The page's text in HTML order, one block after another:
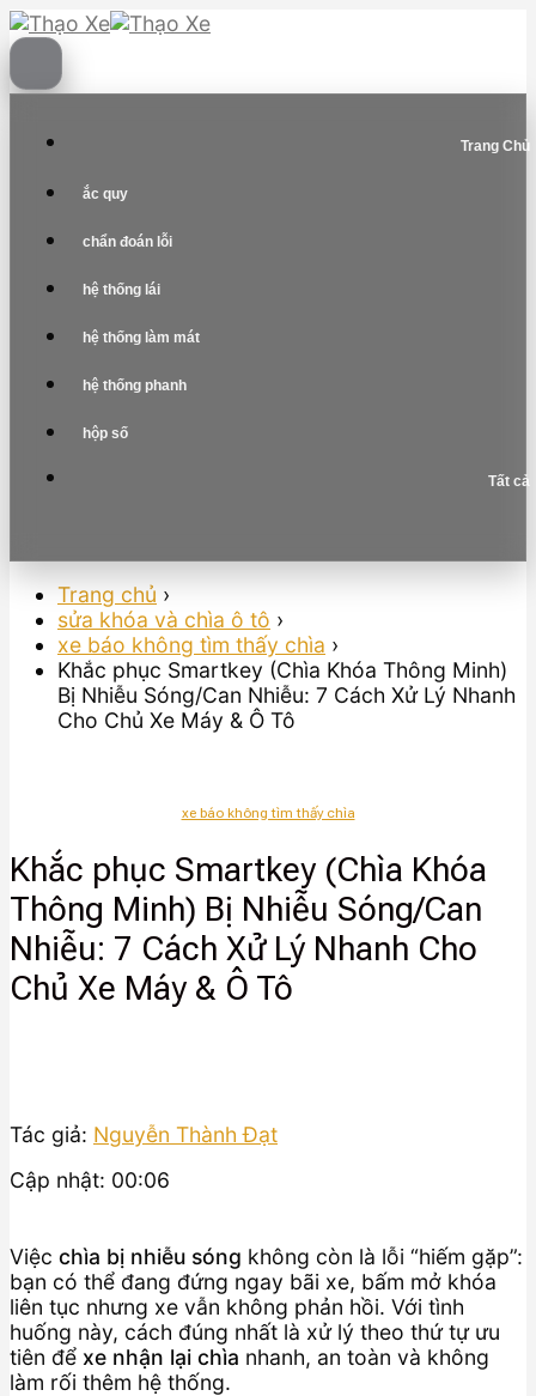
Skip
to
content
Trang Chủ
ắc quy
chẩn đoán lỗi
hệ thống lái
hệ thống làm mát
hệ thống phanh
hộp số
Tất cả
Trang chủ ›
sửa khóa và chìa ô tô ›
xe báo không tìm thấy chìa ›
Khắc phục Smartkey (Chìa Khóa Thông Minh)
Bị Nhiễu Sóng/Can Nhiễu: 7 Cách Xử Lý Nhanh
Cho Chủ Xe Máy & Ô Tô
xe báo không tìm thấy chìa
Khắc phục Smartkey (Chìa Khóa
Thông Minh) Bị Nhiễu Sóng/Can
Nhiễu: 7 Cách Xử Lý Nhanh Cho
Chủ Xe Máy & Ô Tô
Tác giả: Nguyễn Thành Đạt
Cập nhật: 00:06
Việc chìa bị nhiễu sóng không còn là lỗi “hiếm gặp”:
bạn có thể đang đứng ngay bãi xe, bấm mở khóa
liên tục nhưng xe vẫn không phản hồi. Với tình
huống này, cách đúng nhất là xử lý theo thứ tự ưu
tiên để xe nhận lại chìa nhanh, an toàn và không
làm rối thêm hệ thống.